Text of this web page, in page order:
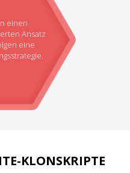
einen
Ansatz
eine
KLONSKRIPTE